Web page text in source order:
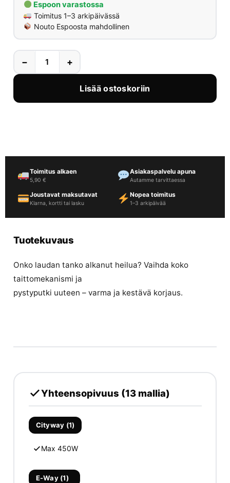
Espoon varastossa
Toimitus 1–3 arkipäivässä
Nouto Espoosta mahdollinen
− +
Lisää ostoskoriin
Toimitus alkaen
5,90 €
Asiakaspalvelu apuna
Autamme tarvittaessa
Joustavat maksutavat
Klarna, kortti tai lasku
Nopea toimitus
1–3 arkipäivää
Tuotekuvaus
Onko laudan tanko alkanut heilua? Vaihda koko
taittomekanismi ja
pystyputki uuteen – varma ja kestävä korjaus.
Yhteensopivuus (13 mallia)
Cityway (1)
Max 450W
E-Way (1)